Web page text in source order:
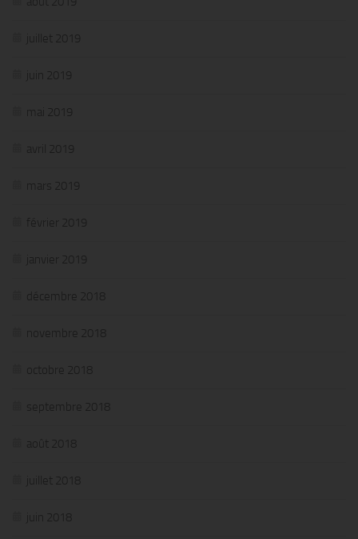
juillet 2019
juin 2019
mai 2019
avril 2019
mars 2019
février 2019
janvier 2019
décembre 2018
novembre 2018
octobre 2018
septembre 2018
août 2018
juillet 2018
juin 2018